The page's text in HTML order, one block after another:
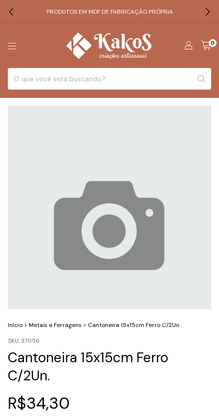
PRODUTOS EM MDF DE FABRICAÇÃO PRÓPRIA
0
Início > Metais e Ferragens > Cantoneira 15x15cm Ferro C/2Un.
SKU:37056
Cantoneira 15x15cm Ferro
C/2Un.
R$34,30